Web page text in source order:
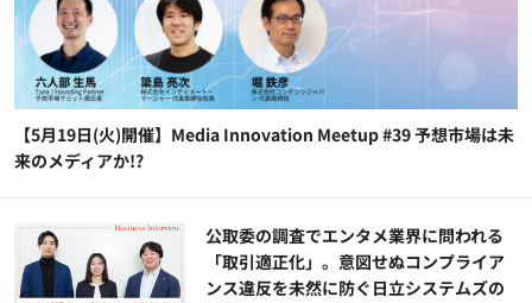
【5月19日(火)開催】Media Innovation Meetup #39 予想市場は未
来のメディアか!?
公​​取委の調査でエンタメ業界に問われる
「取引適正化」。意図せぬコンプライア
ンス違反を未然に防ぐ日立システムズの